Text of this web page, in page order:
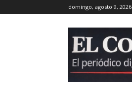
domingo, agosto 9, 2026